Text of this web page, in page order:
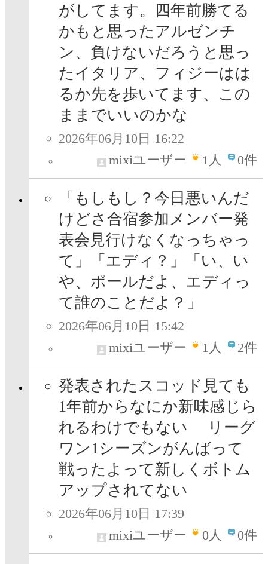
がしてます。四年前勝てる
かもと思ったアルゼンチ
ン、負けないだろうと思っ
たイタリア、フィジーはは
るか先を歩いてます、この
ままでいいのかな
2026年06月10日 16:22
mixiユーザー
1人 0件
「もしもし？今日悪いんだ
けどさ合宿参加メンバー発
表会見行けなくなっちゃっ
て」「エディ？」「い、い
や、ポールだよ、エディっ
て誰のことだよ？」
2026年06月10日 15:42
mixiユーザー
1人 2件
発表されたスコッド見ても
1年前からなにか新味感じら
れるわけでもない リーグ
ワン1シーズンがんばって
戦ったよって新しくボトム
アップされてない
2026年06月10日 17:39
mixiユーザー
0人 0件